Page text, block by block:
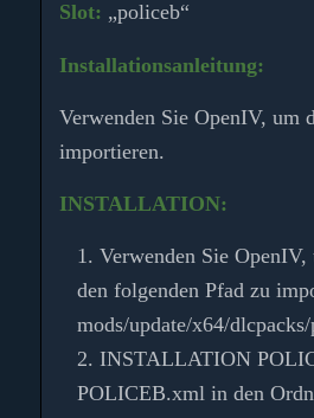
Slot: „policeb“
Installationsanleitung:
Verwenden Sie OpenIV, um
importieren.
INSTALLATION:
Verwenden Sie
den folgenden Pfad zu
mods/update/x64/
INSTALLATION
POLICEB.xml inden